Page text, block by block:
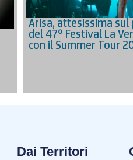
Arisa, attesissima sul
del 47° Festival La
con il Summer Tour
Dai Territori